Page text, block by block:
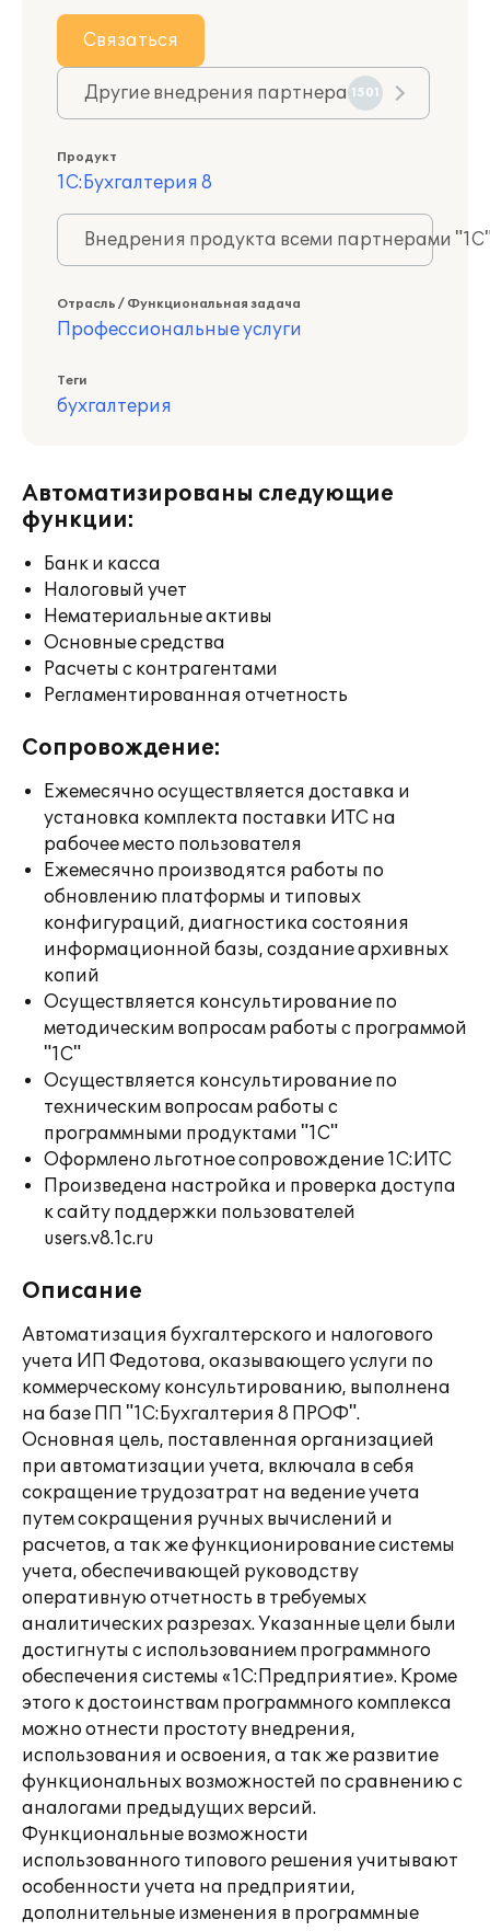
Связаться
Другие внедрения партнера 1501
Продукт
1С:Бухгалтерия 8
Внедрения продукта всеми партнерами
Отрасль / Функциональная задача
Профессиональные услуги
Теги
бухгалтерия
Автоматизированы следующие
функции:
Банк и касса
Налоговый учет
Нематериальные активы
Основные средства
Расчеты с контрагентами
Регламентированная отчетность
Сопровождение:
Ежемесячно осуществляется доставка и
установка комплекта поставки ИТС на
рабочее место пользователя
Ежемесячно производятся работы по
обновлению платформы и типовых
конфигураций, диагностика состояния
информационной базы, создание архивных
копий
Осуществляется консультирование по
методическим вопросам работы с программой
"1С"
Осуществляется консультирование по
техническим вопросам работы с
программными продуктами "1С"
Оформлено льготное сопровождение 1С:ИТС
Произведена настройка и проверка доступа
к сайту поддержки пользователей
users.v8.1c.ru
Описание
Автоматизация бухгалтерского и налогового
учета ИП Федотова, оказывающего услуги по
коммерческому консультированию, выполнена
на базе ПП "1С:Бухгалтерия 8 ПРОФ".
Основная цель, поставленная организацией
при автоматизации учета, включала в себя
сокращение трудозатрат на ведение учета
путем сокращения ручных вычислений и
расчетов, а так же функционирование системы
учета, обеспечивающей руководству
оперативную отчетность в требуемых
аналитических разрезах. Указанные цели были
достигнуты с использованием программного
обеспечения системы «1С:Предприятие». Кроме
этого к достоинствам программного комплекса
можно отнести простоту внедрения,
использования и освоения, а так же развитие
функциональных возможностей по сравнению с
аналогами предыдущих версий.
Функциональные возможности
использованного типового решения учитывают
особенности учета на предприятии,
дополнительные изменения в программные